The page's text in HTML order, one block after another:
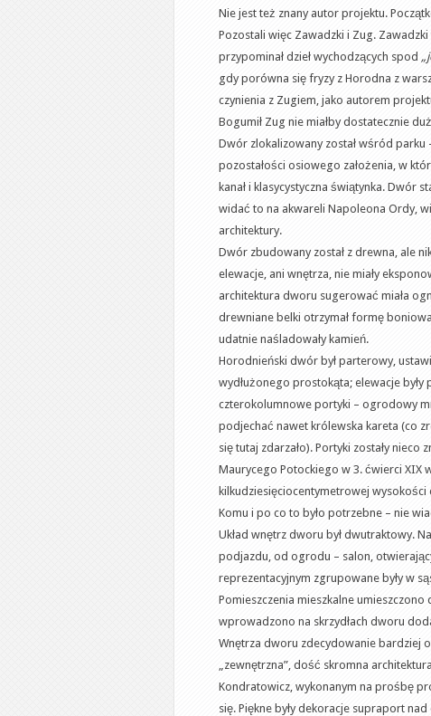
Nie jest też znany autor projektu.
Pozostali więc Zawadzki i Zug. Zawadzki
przypominał dzieł wychodzących spod
gdy porówna się fryzy z Horodna z
czynienia z Zugiem, jako autorem
Bogumił Zug nie miałby dostatecznie
Dwór zlokalizowany został wśród parku
pozostałości osiowego założenia, w
kanał i klasycystyczna świątynka. Dwór
widać to na akwareli Napoleona Ordy,
architektury.
Dwór zbudowany został z drewna, ale
elewacje, ani wnętrza, nie miały
architektura dworu sugerować miała
drewniane belki otrzymał formę
udatnie naśladowały kamień.
Horodnieński dwór był parterowy,
wydłużonego prostokąta; elewacje
czterokolumnowe portyki – ogrodowy
podjechać nawet królewska kareta (co
się tutaj zdarzało). Portyki zostały
Maurycego Potockiego w 3. ćwierci XIX
kilkudziesięciocentymetrowej
Komu i po co to było potrzebne – nie
Układ wnętrz dworu był dwutraktowy.
podjazdu, od ogrodu – salon,
reprezentacyjnym zgrupowane były w
Pomieszczenia mieszkalne umieszczono
wprowadzono na skrzydłach dworu
Wnętrza dworu zdecydowanie bardziej
„zewnętrzna”, dość skromna
Kondratowicz, wykonanym na prośbę
się. Piękne były dekoracje supraport